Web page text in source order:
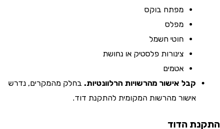
מפתח בוקס
מפלס
חוטי חשמל
צינורות פלסטיק או נחושת
אטמים
קבל אישור מהרשויות הרלוונטיות.בחלק מהמקרים, נדרש
אישור מהרשות המקומית להתקנת דוד.
הדוד